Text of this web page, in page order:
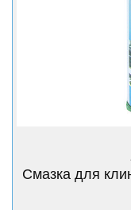
Смазка для